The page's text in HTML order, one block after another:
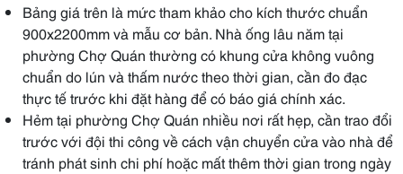
Bảng giá trên là mức tham khảo cho kích thước chuẩn
900x2200mm và mẫu cơ bản. Nhà ống lâu năm tại
phường Chợ Quán thường có khung cửa không vuông
chuẩn do lún và thấm nước theo thời gian, cần đo đạc
thực tế trước khi đặt hàng để có báo giá chính xác.
Hẻm tại phường Chợ Quán nhiều nơi rất hẹp, cần trao đổi
trước với đội thi công về cách vận chuyển cửa vào nhà để
tránh phát sinh chi phí hoặc mất thêm thời gian trong ngày